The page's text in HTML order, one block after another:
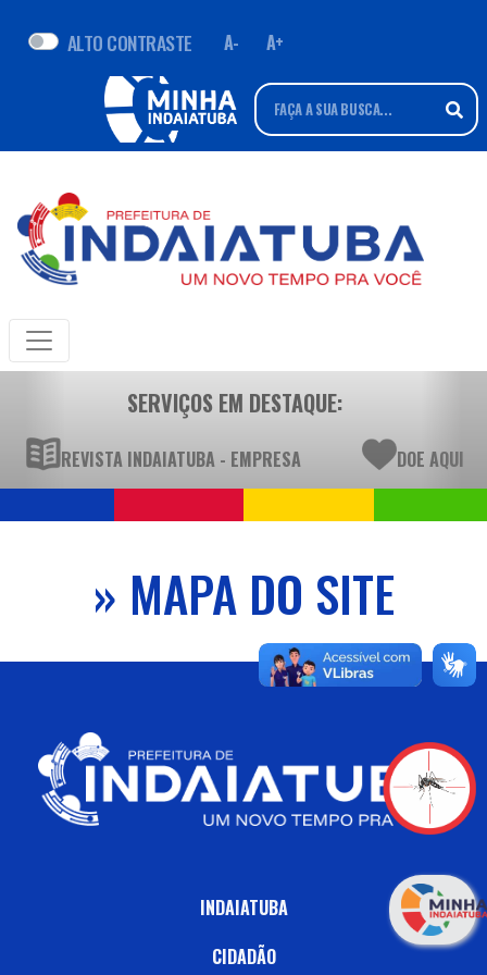
ALTO CONTRASTE A- A+
SERVIÇOS EM DESTAQUE:
REVISTA INDAIATUBA - EMPRESA DOE AQUI
» MAPA DO SITE
INDAIATUBA
CIDADÃO